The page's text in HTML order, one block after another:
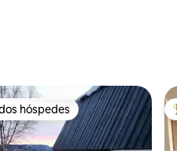
preferidos dos hóspedes
hóspedes